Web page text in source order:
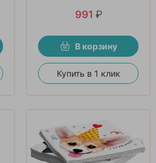
991 ₽
В корзину
Купить в 1 клик